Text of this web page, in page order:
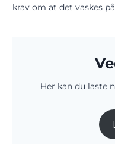
krav om at det vaskes
Her kan du laste